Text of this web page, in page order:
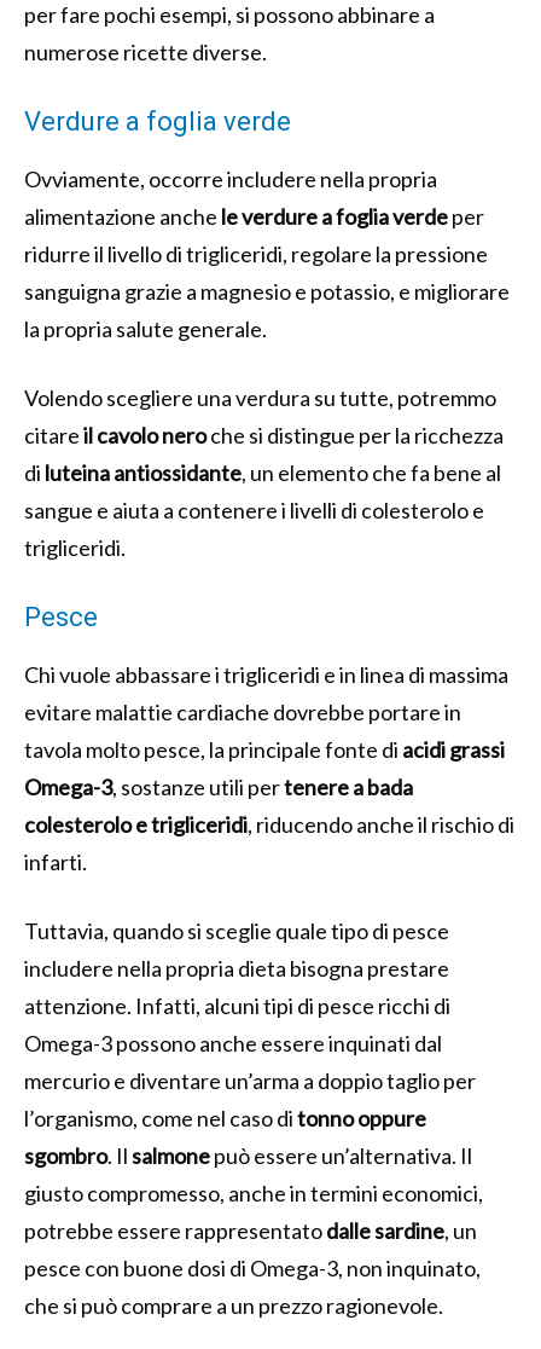
per fare pochi esempi, si possono abbinare a
numerose ricette diverse.
Verdure a foglia verde
Ovviamente, occorre includere nella propria
alimentazione anche le verdure a foglia verdeper
ridurre il livello di trigliceridi, regolare la pressione
sanguigna grazie a magnesio e potassio, e migliorare
la propria salute generale.
Volendo scegliere una verdura su tutte, potremmo
citareil cavolo neroche si distingue per la ricchezza
di luteina antiossidante, un elemento che fa bene al
sangue e aiuta a contenere i livelli di colesterolo e
trigliceridi.
Pesce
Chi vuole abbassare i trigliceridi e in linea di massima
evitare malattie cardiache dovrebbe portare in
tavola molto pesce, la principale fonte di acidi grassi
Omega-3, sostanze utili pertenere a bada
colesterolo e trigliceridi, riducendo anche il rischio di
infarti.
Tuttavia, quando si sceglie quale tipo di pesce
includere nella propria dieta bisogna prestare
attenzione. Infatti, alcuni tipi di pesce ricchi di
Omega-3 possono anche essere inquinati dal
mercurio e diventare un’arma a doppio taglio per
l’organismo, come nel caso ditonno oppure
sgombro. Ilsalmonepuò essere un’alternativa. Il
giusto compromesso, anche in termini economici,
potrebbe essere rappresentatodalle sardine, un
pesce con buone dosi di Omega-3, non inquinato,
che si può comprare a un prezzo ragionevole.